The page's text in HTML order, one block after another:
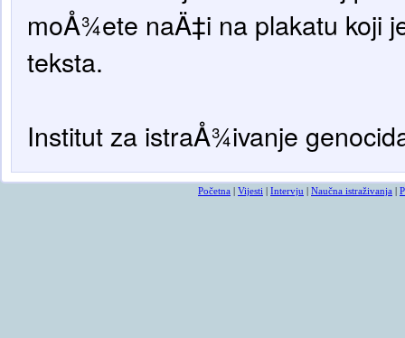
moÅ¾ete naÄ‡i na plakatu koji
teksta.
Institut za istraÅ¾ivanje
Početna | Vijesti | Intervju | Naučna istraživanja |